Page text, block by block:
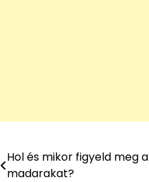
Bejegyzés
Hol és mikor figyeld meg a
madarakat?